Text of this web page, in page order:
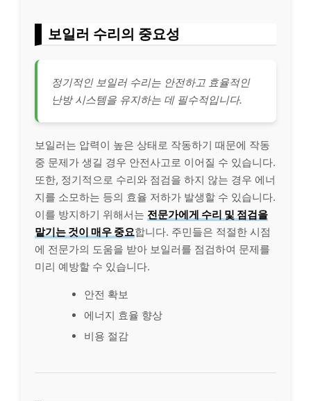
보일러 수리의 중요성
정기적인 보일러 수리는 안전하고 효율적인
난방 시스템을 유지하는 데 필수적입니다.
보일러는 압력이 높은 상태로 작동하기 때문에 작동
중 문제가 생길 경우 안전사고로 이어질 수 있습니다.
또한, 정기적으로 수리와 점검을 하지 않는 경우 에너
지를 소모하는 등의 효율 저하가 발생할 수 있습니다.
이를 방지하기 위해서는 전문가에게 수리 및 점검을
맡기는 것이 매우 중요합니다. 주민들은 적절한 시점
에 전문가의 도움을 받아 보일러를 점검하여 문제를
미리 예방할 수 있습니다.
안전 확보
에너지 효율 향상
비용 절감